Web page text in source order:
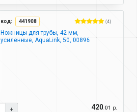
код: 441908 (4)
Ножницы для трубы, 42 мм,
усиленные, AquaLink, 50, 00896
+ 420.01 р.